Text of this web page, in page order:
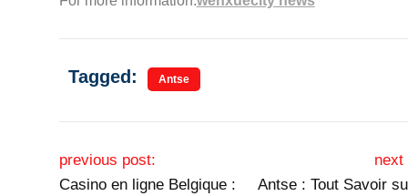
Tagged: Antse
Post navigation
previous post:
Casino en ligne Belgique :
next
Antse : Tout Savoir